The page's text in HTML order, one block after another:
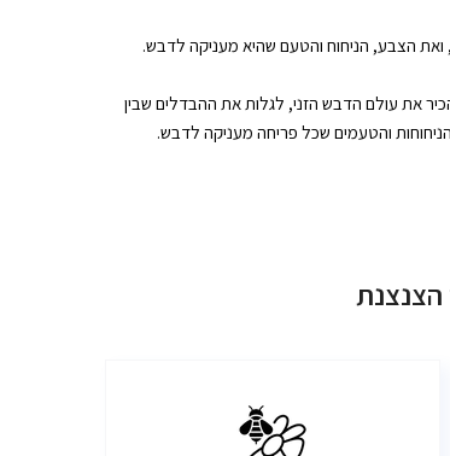
הצבע, הניחוח והטעם שהיא מעניקה לדבש.
את עולם הדבש הזני, לגלות את ההבדלים שבין
והטעמים שכל פריחה מעניקה לדבש.
הצנצנת